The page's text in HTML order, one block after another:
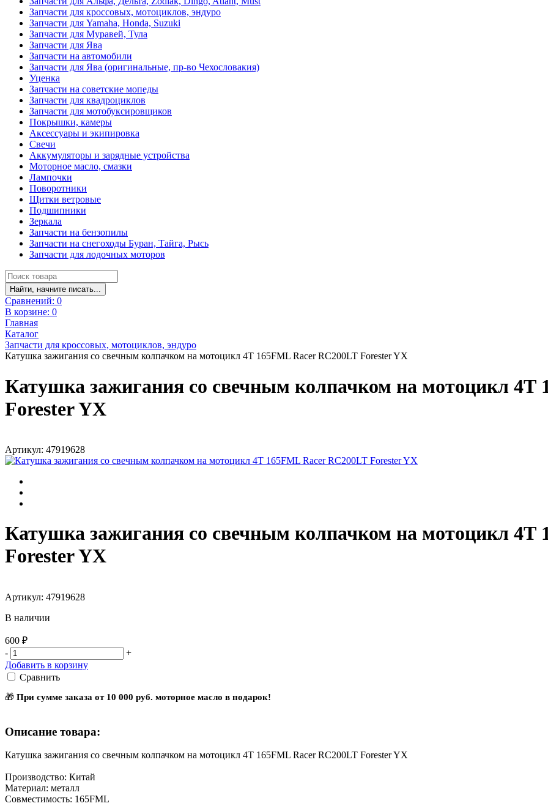
Запчасти для кроссовых, мотоциклов, эндуро
Запчасти для Yamaha, Honda, Suzuki
Запчасти для Муравей, Тула
Запчасти для Ява
Запчасти на автомобили
Запчасти для Ява (оригинальные, пр-во Чехословакия)
Уценка
Запчасти на советские мопеды
Запчасти для квадроциклов
Запчасти для мотобуксировщиков
Покрышки, камеры
Аксессуары и экипировка
Свечи
Аккумуляторы и зарядные устройства
Моторное масло, смазки
Лампочки
Поворотники
Щитки ветровые
Подшипники
Зеркала
Запчасти на бензопилы
Запчасти на снегоходы Буран, Тайга, Рысь
Запчасти для лодочных моторов
Найти, начните писать...
Сравнений: 0
В корзине: 0
Главная
Каталог
Запчасти для кроссовых, мотоциклов, эндуро
Катушка зажигания со свечным колпачком на мотоцикл 4Т 165FML Racer RC200LT Forester YX
Катушка зажигания со свечным колпачком на мотоцикл 4Т
Forester YX
Артикул: 47919628
Катушка зажигания со свечным колпачком на мотоцикл 4Т
Forester YX
Артикул: 47919628
В наличии
600 ₽
-
+
Добавить в корзину
Сравнить
🎁 При сумме заказа от 10 000 руб. моторное масло в подарок!
Описание товара:
Катушка зажигания со свечным колпачком на мотоцикл 4Т 165FML Racer RC200LT Forester YX
Производство: Китай
Материал: металл
Совместимость: 165FML